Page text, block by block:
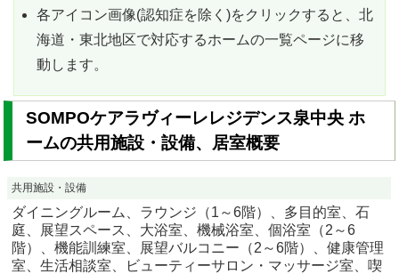
各アイコン画像(認知症を除く)をクリックすると、北
海道・東北地区で対応するホームの一覧ページに移
動します。
SOMPOケアラヴィーレレジデンス泉中央 ホ
ームの共用施設・設備、居室概要
共用施設・設備
ダイニングルーム、ラウンジ（1～6階）、多目的室、石
庭、展望スペース、大浴室、機械浴室、個浴室（2～6
階）、機能訓練室、展望バルコニー（2～6階）、健康管理
室、生活相談室、ビューティーサロン・マッサージ室、喫